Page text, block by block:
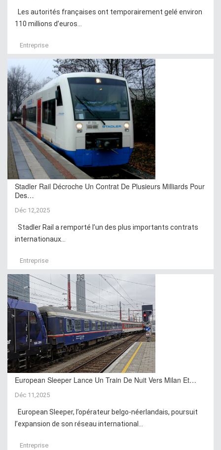
Les autorités françaises ont temporairement gelé environ
110 millions d’euros...
Entreprise
Stadler Rail Décroche Un Contrat De Plusieurs Milliards Pour
Des…
Déc 12,2025
Stadler Rail a remporté l’un des plus importants contrats
internationaux...
Entreprise
European Sleeper Lance Un Train De Nuit Vers Milan Et…
Déc 11,2025
European Sleeper, l’opérateur belgo-néerlandais, poursuit
l’expansion de son réseau international...
Entreprise